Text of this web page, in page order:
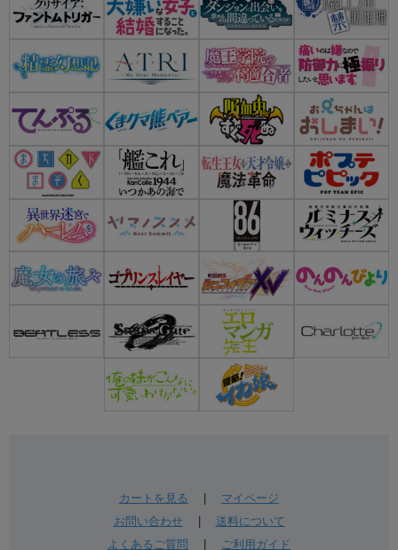
カートを見る
マイページ
お問い合わせ| 送料について
よくあるご質問
ご利用ガイド